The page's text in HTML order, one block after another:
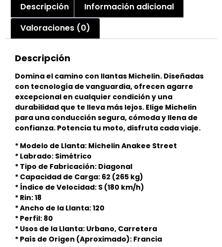
Descripción
Información adicional
Valoraciones (0)
Descripción
Domina el camino con llantas Michelin. Diseñadas
con tecnología de vanguardia, ofrecen agarre
excepcional en cualquier condición y una
durabilidad que te lleva más lejos. Elige Michelin
para una conducción segura, cómoda y llena de
confianza. Potencia tu moto, disfruta cada viaje.
* Modelo de Llanta: Michelin Anakee Street
* Labrado: Simétrico
* Tipo de Fabricación: Diagonal
* Capacidad de Carga: 62 (265 kg)
* Índice de Velocidad: S (180 km/h)
* Rin: 18
* Ancho de la Llanta: 120
* Perfil: 80
* Usos de la Llanta: Urbano, Carretera
* País de Origen (Aproximado): Francia